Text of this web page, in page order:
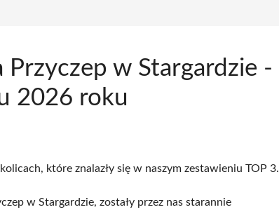
Przyczep w Stargardzie -
2026 roku
które znalazły się w naszym zestawieniu TOP 3.
w Stargardzie, zostały przez nas starannie